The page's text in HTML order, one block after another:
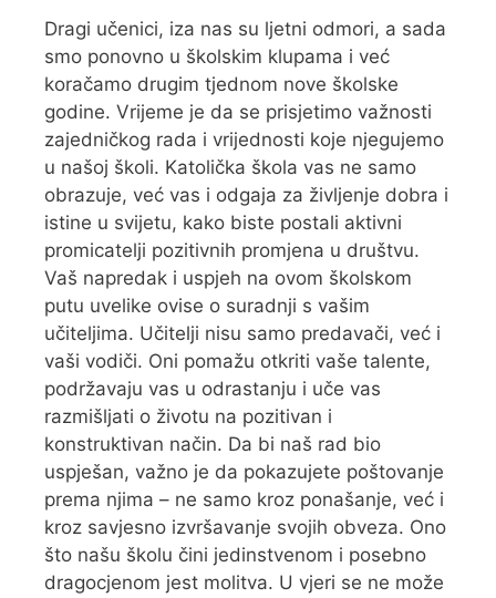
Dragi učenici, iza nas su ljetni odmori, a sada
smo ponovno u školskim klupama i već
koračamo drugim tjednom nove školske
godine. Vrijeme je da se prisjetimo važnosti
zajedničkog rada i vrijednosti koje njegujemo
u našoj školi. Katolička škola vas ne samo
obrazuje, već vas i odgaja za življenje dobra i
istine u svijetu, kako biste postali aktivni
promicatelji pozitivnih promjena u društvu.
Vaš napredak i uspjeh na ovom školskom
putu uvelike ovise o suradnji s vašim
učiteljima. Učitelji nisu samo predavači, već i
vaši vodiči. Oni pomažu otkriti vaše talente,
podržavaju vas u odrastanju i uče vas
razmišljati o životu na pozitivan i
konstruktivan način. Da bi naš rad bio
uspješan, važno je da pokazujete poštovanje
prema njima – ne samo kroz ponašanje, već i
kroz savjesno izvršavanje svojih obveza. Ono
što našu školu čini jedinstvenom i posebno
dragocjenom jest molitva. U vjeri se ne može